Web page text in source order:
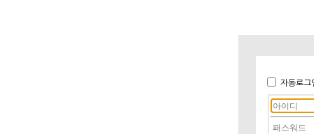
자동로그